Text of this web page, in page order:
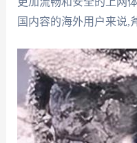
国内容的海外用户来说,